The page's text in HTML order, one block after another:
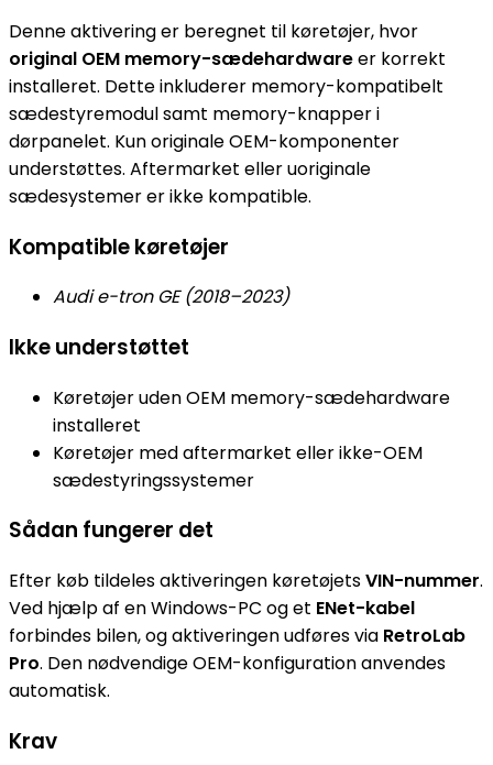
Denne aktivering er beregnet til køretøjer, hvor
original OEM memory-sædehardwareer korrekt
installeret. Dette inkluderer memory-kompatibelt
sædestyremodul samt memory-knapper i
dørpanelet. Kun originale OEM-komponenter
understøttes. Aftermarket eller uoriginale
sædesystemer er ikke kompatible.
Kompatible køretøjer
Audi e-tron GE (2018–2023)
Ikke understøttet
Køretøjer uden OEM memory-sædehardware
installeret
Køretøjer med aftermarket eller ikke-OEM
sædestyringssystemer
Sådan fungerer det
Efter køb tildeles aktiveringen køretøjetsVIN-nummer.
Ved hjælp af en Windows-PC og et ENet-kabel
forbindes bilen, og aktiveringen udføres via RetroLab
Pro. Den nødvendige OEM-konfiguration anvendes
automatisk.
Krav